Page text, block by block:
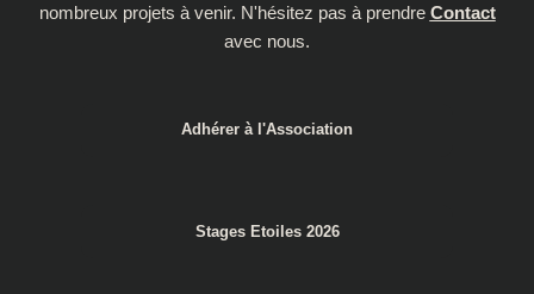
nombreux projets à venir. N'hésitez pas à prendre Contact
avec nous.
Adhérer à l'Association
Stages Etoiles 2026